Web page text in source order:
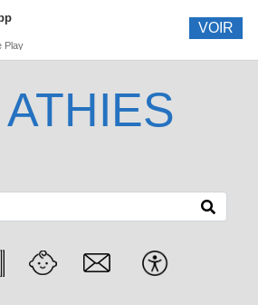
ATHIES
Play
VOIR